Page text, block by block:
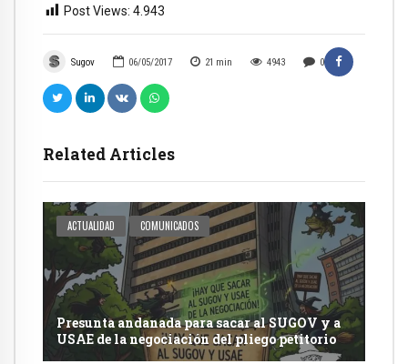
Sugov 06/05/2017 21 min 4943 0
Related Articles
ACTUALIDAD COMUNICADOS
Presunta andanada para sacar al SUGOV y a
USAE de la negociación del pliego petitorio
Post Views: 4.943